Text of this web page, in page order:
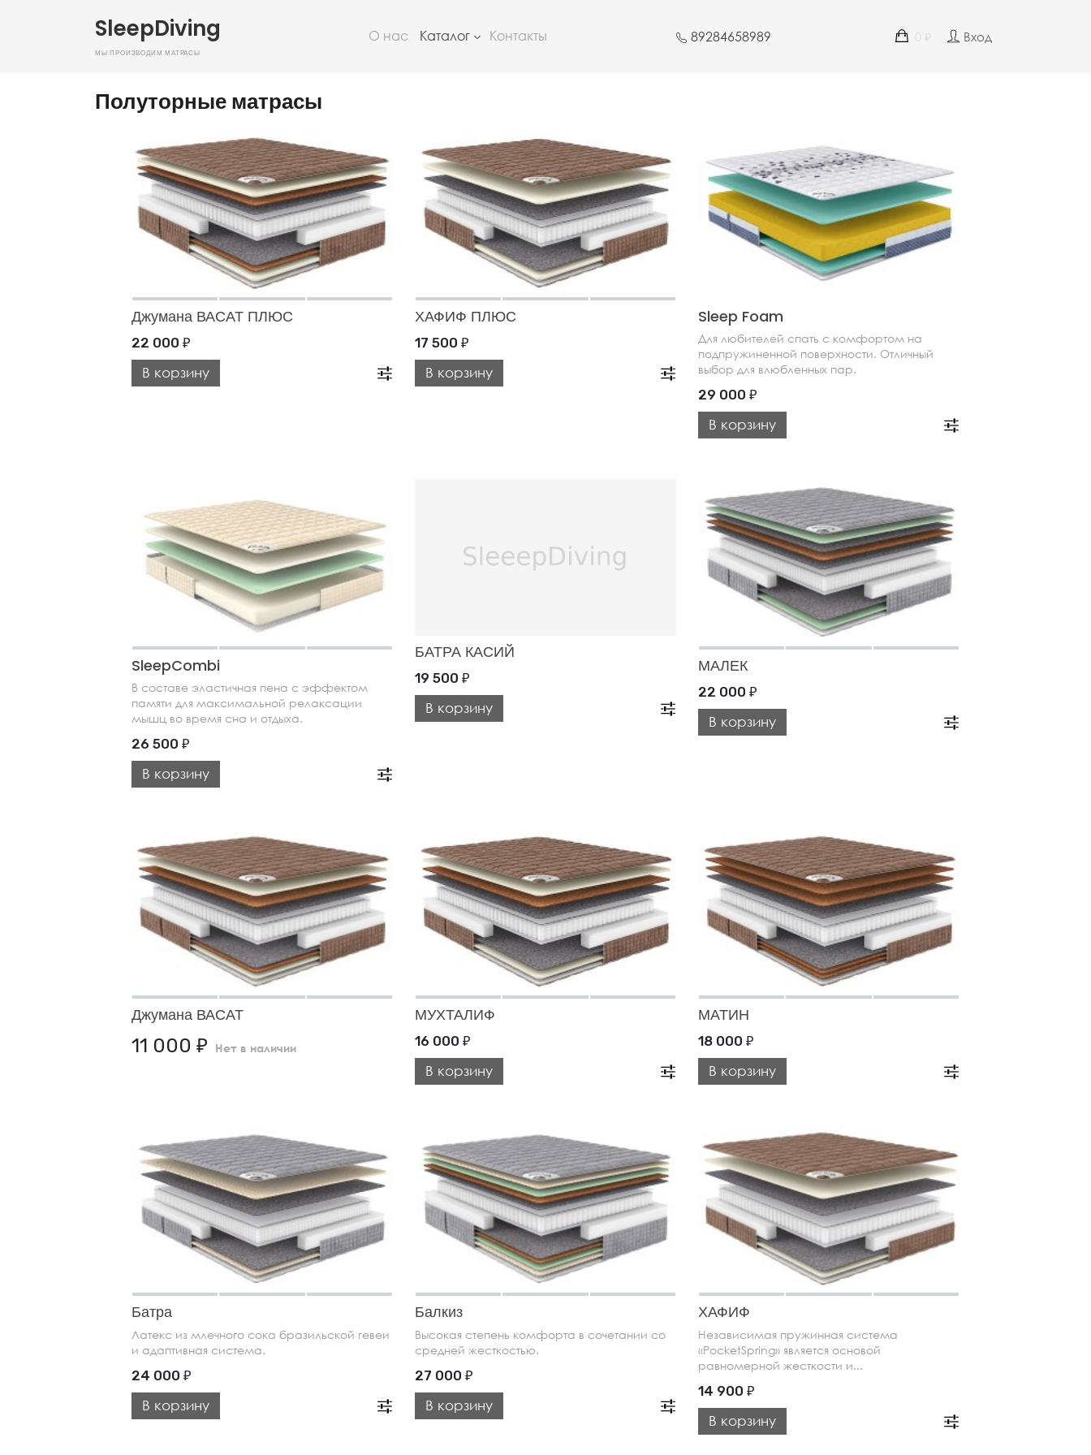
SleepDiving
Мы производим матрасы
О нас Каталог Контакты 89284658989 Вход
Полуторные матрасы
Джумана ВАСАТ ПЛЮС
22 000 ₽
В корзину
ХАФИФ ПЛЮС
17 500 ₽
В корзину
Sleep Foam
Для любителей спать с комфортом на
подпружиненной поверхности. Отличный
выбор для влюбленных пар.
29 000 ₽
В корзину
SleepCombi
В составе эластичная пена с эффектом
памяти для максимальной релаксации
мышц во время сна и отдыха.
26 500 ₽
В корзину
БАТРА КАСИЙ
19 500 ₽
В корзину
МАЛЕК
22 000 ₽
В корзину
Джумана ВАСАТ
11 000 ₽ Нет в наличии
МУХТАЛИФ
16 000 ₽
В корзину
МАТИН
18 000 ₽
В корзину
Батра
Латекс из млечного сока бразильской гевеи
и адаптивная система.
24 000 ₽
В корзину
Балкиз
Высокая степень комфорта в сочетании со
средней жесткостью.
27 000 ₽
В корзину
ХАФИФ
Независимая пружинная система
«PocketSpring» является основой
равномерной жесткости и...
14 900 ₽
В корзину